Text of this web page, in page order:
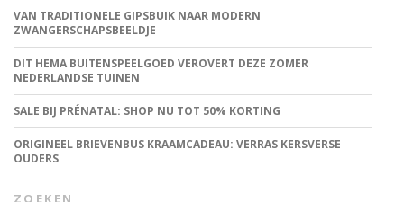
VAN TRADITIONELE GIPSBUIK NAAR MODERN
ZWANGERSCHAPSBEELDJE
DIT HEMA BUITENSPEELGOED VEROVERT DEZE ZOMER
NEDERLANDSE TUINEN
SALE BIJ PRÉNATAL: SHOP NU TOT 50% KORTING
ORIGINEEL BRIEVENBUS KRAAMCADEAU: VERRAS KERSVERSE
OUDERS
ZOEKEN